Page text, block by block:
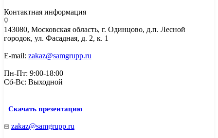
Контактная информация
143080, Mосковская область, г. Одинцово, д.п. Лесной
городок, ул. Фасадная, д. 2, к. 1
E-mail: zakaz@samgrupp.ru
Пн-Пт: 9:00-18:00
Сб-Вс: Выходной
Скачать презентацию
zakaz@samgrupp.ru